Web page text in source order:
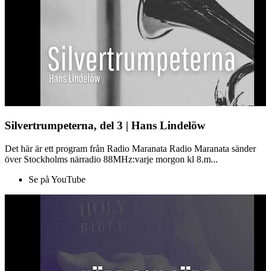
Silvertrumpeterna, del 3 | Hans Lindelöw
Det här är ett program från Radio Maranata Radio Maranata sänder
över Stockholms närradio 88MHz:varje morgon kl 8.m...
Se på YouTube